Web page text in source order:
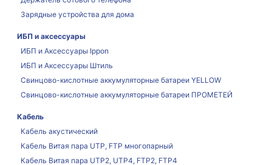
Зарядные устройства для дома
ИБП и аксессуары
ИБП и Аксессуары Ippon
ИБП и Аксессуары Штиль
Свинцово-кислотные аккумуляторные батареи YELLOW
Свинцово-кислотные аккумуляторные батареи ПРОМЕТЕЙ
Кабель
Кабель акустический
Кабель Витая пара UTP, FTP многопарный
Кабель Витая пара UTP2, UTP4, FTP2, FTP4